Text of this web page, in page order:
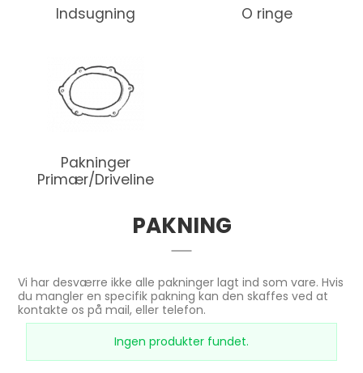
Indsugning O ringe
Pakninger
Primær/Driveline
PAKNING
Vi har desværre ikke alle pakninger lagt ind som vare. Hvis
du mangler en specifik pakning kan den skaffes ved at
kontakte os på mail, eller telefon.
Ingen produkter fundet.